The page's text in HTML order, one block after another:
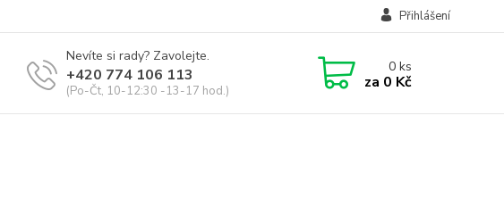
Přihlášení
Nevíte si rady? Zavolejte.
+420 774 106 113
(Po-Čt, 10-12:30 -13-17 hod.)
0ks
za 0 Kč